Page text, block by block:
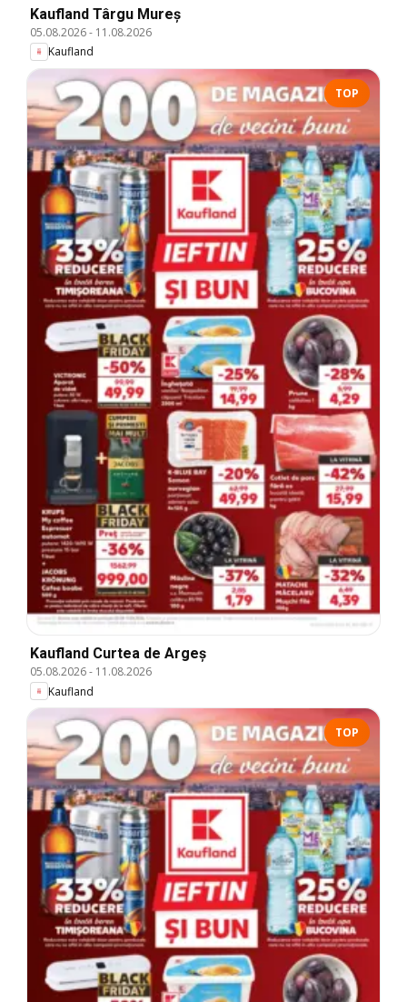
Kaufland Târgu Mureș
05.08.2026- 11.08.2026
Kaufland
TOP
Kaufland Curtea de Argeș
05.08.2026- 11.08.2026
Kaufland
TOP